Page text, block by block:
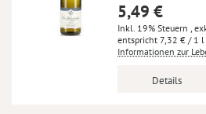
5,49 €
Inkl. 19% Steuern ,
7,32 € / 1 l
Informationen zur
Details